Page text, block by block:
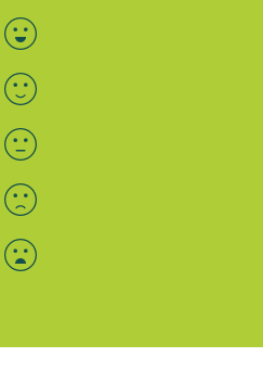
Bewertung auswählen